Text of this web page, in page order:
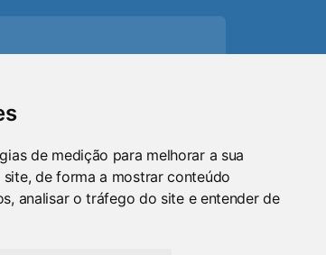
de medição para melhorar a sua
de forma a mostrar conteúdo
analisar o tráfego do site e entender de